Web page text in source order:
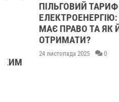
ПІЛЬГОВИЙ ТАРИФ НА
ЕЛЕКТРОЕНЕРГІЮ: ХТО
МАЄ ПРАВО ТА ЯК ЙОГО
ОТРИМАТИ?
24 листопада 2025 0